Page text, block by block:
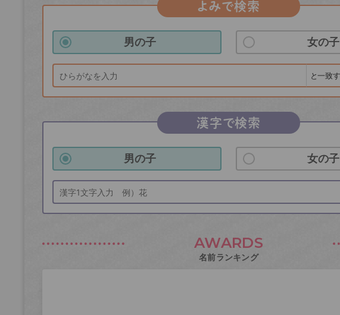
よみで検索
男の子 女の子
漢字で検索
男の子 女の子
AWARDS
名前ランキング